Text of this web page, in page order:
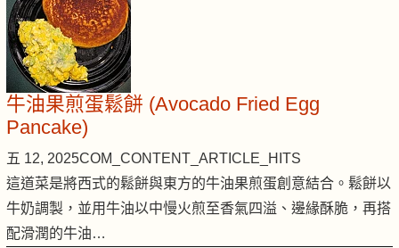
牛油果煎蛋鬆餅 (Avocado Fried Egg
Pancake)
五 12, 2025COM_CONTENT_ARTICLE_HITS
這道菜是將西式的鬆餅與東方的牛油果煎蛋創意結合。鬆餅以
牛奶調製，並用牛油以中慢火煎至香氣四溢、邊緣酥脆，再搭
配滑潤的牛油…